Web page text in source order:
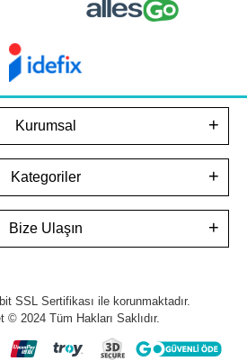
Kurumsal
Kategoriler
Bize Ulaşın
SSL Sertifikası ile korunmaktadır.
© 2024 Tüm Hakları Saklıdır.